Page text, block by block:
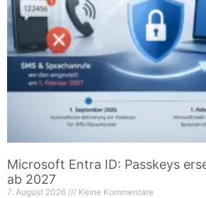
Microsoft Entra ID: Passkeys
ab 2027
7. August 2026 Keine Kommentare